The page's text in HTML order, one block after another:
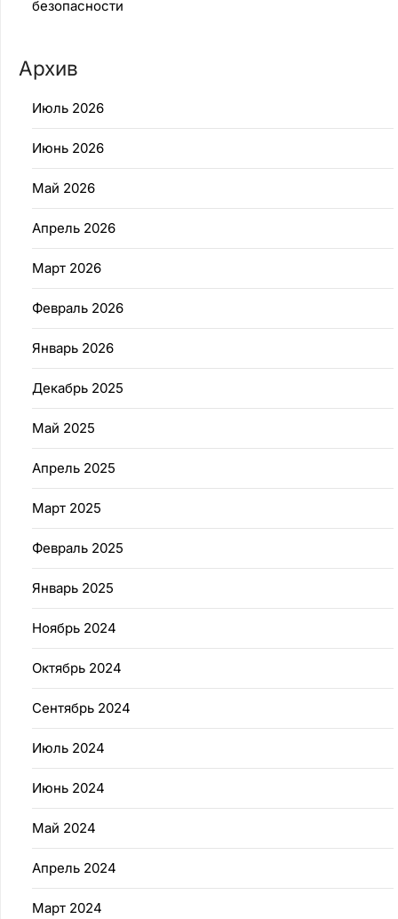
безопасности
Архив
Июль 2026
Июнь 2026
Май 2026
Апрель 2026
Март 2026
Февраль 2026
Январь 2026
Декабрь 2025
Май 2025
Апрель 2025
Март 2025
Февраль 2025
Январь 2025
Ноябрь 2024
Октябрь 2024
Сентябрь 2024
Июль 2024
Июнь 2024
Май 2024
Апрель 2024
Март 2024